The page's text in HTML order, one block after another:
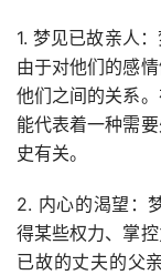
1. 梦见已故亲人
由于对他们的感
他们之间的关系
能代表着一种需
史有关。
2. 内心的渴望：
得某些权力、掌
已故的丈夫的父